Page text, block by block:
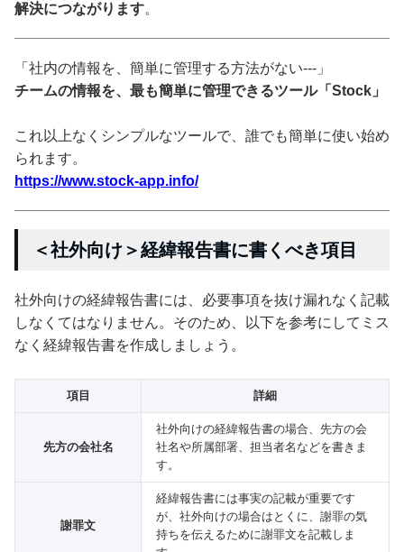
解決につながります。
「社内の情報を、簡単に管理する方法がない---」
チームの情報を、最も簡単に管理できるツール「Stock」
これ以上なくシンプルなツールで、誰でも簡単に使い始め
られます。
https://www.stock-app.info/
＜社外向け＞経緯報告書に書くべき項目
社外向けの経緯報告書には、必要事項を抜け漏れなく記載
しなくてはなりません。そのため、以下を参考にしてミス
なく経緯報告書を作成しましょう。
項目 詳細
先方の会社名
社外向けの経緯報告書の場合、先方の会
社名や所属部署、担当者名などを書きま
す。
謝罪文
経緯報告書には事実の記載が重要です
が、社外向けの場合はとくに、謝罪の気
持ちを伝えるために謝罪文を記載しま